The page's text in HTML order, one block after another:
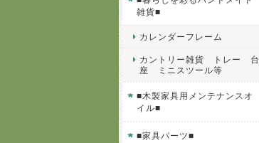
雑貨■
カレンダーフレーム
カントリー雑貨 トレー 台
座 ミニスツール等
■木製家具用メンテナンスオ
イル■
■家具パーツ■